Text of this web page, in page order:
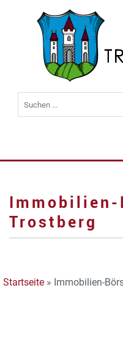
Immobilien-
Trostberg
Startseite » Immobilien-